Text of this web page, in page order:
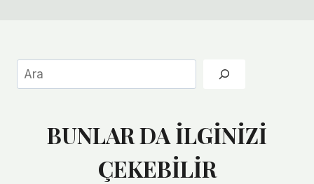
BUNLAR DA İLGİNİZİ
ÇEKEBİLİR